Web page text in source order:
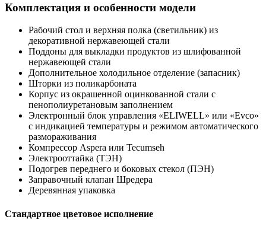
Комплектация и особенности модели
Рабочий стол и верхняя полка (светильник) из
декоративной нержавеющей стали
Поддоны для выкладки продуктов из шлифованной
нержавеющей стали
Дополнительное холодильное отделение (запасник)
Шторки из поликарбоната
Корпус из окрашенной оцинкованной стали с
пенополиуретановым заполнением
Электронный блок управления «ELIWELL» или «Evco»
с индикацией температуры и режимом автоматического
размораживания
Компрессор Aspera или Tecumseh
Электрооттайка (ТЭН)
Подогрев переднего и боковых стекол (ПЭН)
Заправочный клапан Шредера
Деревянная упаковка
Стандартное цветовое исполнение